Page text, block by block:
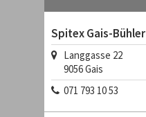
Spitex Gais-Bühler
Langgasse 22
9056Gais
071 793 10 53